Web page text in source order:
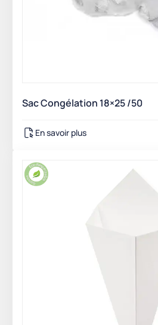
Sac Congélation 18×25 /50
En savoir plus